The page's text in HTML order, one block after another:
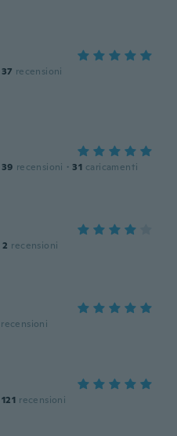
37 recensioni
39 recensioni · 31 caricamenti
2 recensioni
recensioni
121 recensioni